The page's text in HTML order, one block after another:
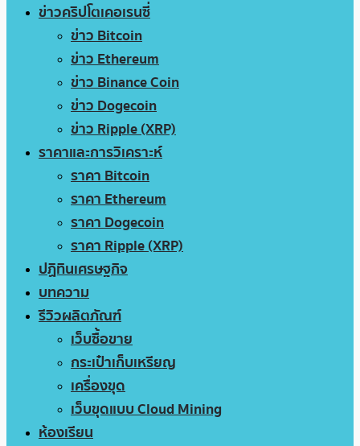
ข่าวคริปโตเคอเรนซี่
ข่าว Bitcoin
ข่าว Ethereum
ข่าว Binance Coin
ข่าว Dogecoin
ข่าว Ripple (XRP)
ราคาและการวิเคราะห์
ราคา Bitcoin
ราคา Ethereum
ราคา Dogecoin
ราคา Ripple (XRP)
ปฏิทินเศรษฐกิจ
บทความ
รีวิวผลิตภัณฑ์
เว็บซื้อขาย
กระเป๋าเก็บเหรียญ
เครื่องขุด
เว็บขุดแบบ Cloud Mining
ห้องเรียน